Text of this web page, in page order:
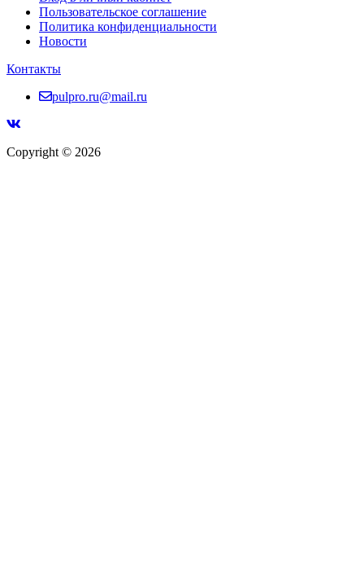
Пользовательское соглашение
Политика конфиденциальности
Новости
Контакты
pulpro.ru@mail.ru
Copyright © 2026